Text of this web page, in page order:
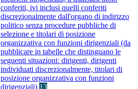
conferiti, ivi inclusi quelli conferiti
discrezionalmente dall'organo di indirizzo
politico senza procedure pubbliche di
selezione e titolari di posizione
organizzativa con funzioni dirigenziali (da
pubblicare in tabelle che distinguano le
seguenti situazioni: dirigenti, dirigenti
individuati discrezionalmente, titolari di
posizione organizzativa con funzioni
dirigenziali) 13